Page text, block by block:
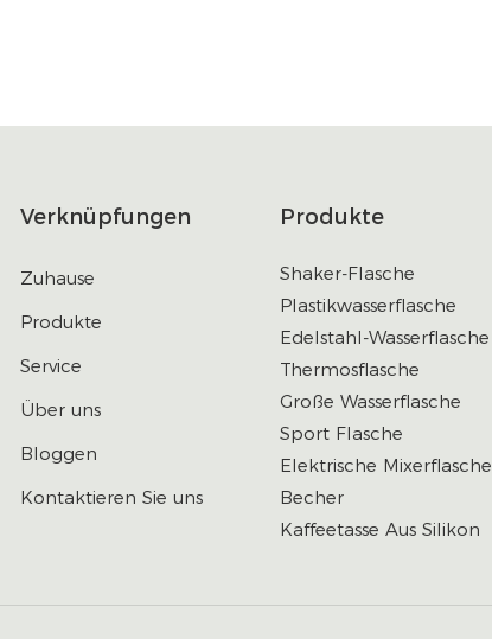
Verknüpfungen
Zuhause
Produkte
Service
Über uns
Bloggen
Kontaktieren Sie uns
Produkte
Shaker-Flasche
Plastikwasserflasche
Edelstahl-Wasserflasche
Thermosflasche
Große Wasserflasche
Sport Flasche
Elektrische Mixerflasche
Becher
Kaffeetasse Aus Silikon